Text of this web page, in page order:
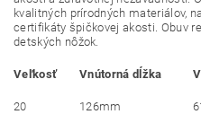
kvalitných prírodných materiálov,
certifikáty špičkovej akosti. Obuv
detských nôžok.
Veľkosť Vnútorná dĺžka
20 126mm